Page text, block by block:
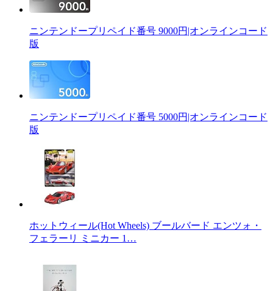
ニンテンドープリペイド番号 9000円|オンラインコード
版
ニンテンドープリペイド番号 5000円|オンラインコード
版
ホットウィール(Hot Wheels) ブールバード エンツォ・
フェラーリ ミニカー 1…